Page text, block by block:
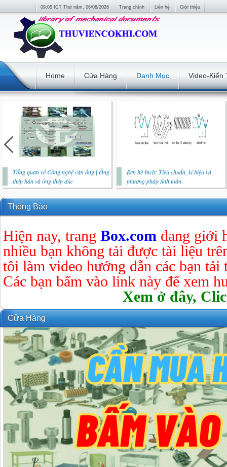
09:05 ICT Thứ năm, 06/08/2026 Trang chính Liên hệ Giới thiệu
Home Cửa Hàng Danh Mục Video-Kiến
Tổng quan về Công nghệ cán ống | Ống
thép hàn và ống thép đúc
Ren hệ Inch: Tiêu chuẩn, kí hiệu và
phương pháp tính toán
Thông Báo
Hiện nay, trang Box.com đang giới
nhiều bạn không tải được tài liệu
tôi làm video hướng dẫn các bạn tải
Các bạn bấm vào link này để xem
Xem ở đây,
Cửa Hàng